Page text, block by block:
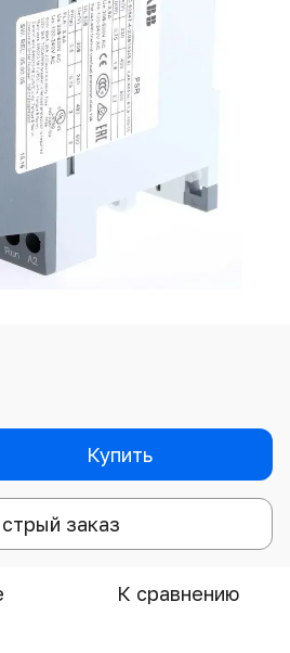
Купить
заказ
К сравнению